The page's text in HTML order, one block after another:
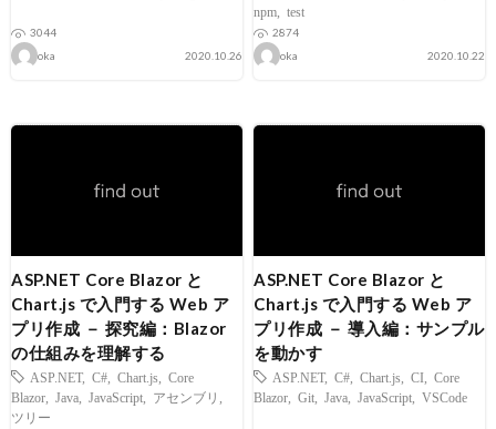
3044
oka
2020.10.26
npm
test
2874
oka
2020.10.22
ASP.NET Core Blazor と
Chart.js で入門する Web ア
プリ作成 － 探究編：Blazor
の仕組みを理解する
ASP.NET, C# Chart.js
Core
Blazor
Java JavaScript アセンブリ
ツリー
ASP.NET Core Blazor と
Chart.js で入門する Web ア
プリ作成 － 導入編：サンプル
を動かす
ASP.NET, C# Chart.js CI
Core
Blazor
Git Java JavaScript VSCode